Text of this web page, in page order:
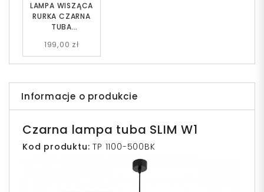
LAMPA WISZĄCA
RURKA CZARNA
TUBA
LINEO W1
199,00 zł
Informacje o produkcie
Czarna lampa tuba SLIM W1
Kod produktu: TP 1100-500BK